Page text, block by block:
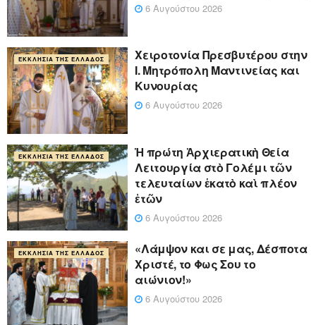
6 Αυγούστου 2026
ΕΚΚΛΗΣΊΑ ΤΗΣ ΕΛΛΆΔΟΣ
Xειροτονία Πρεσβυτέρου στην
Ι. Μητρόπολη Μαντινείας και
Κυνουρίας
6 Αυγούστου 2026
ΕΚΚΛΗΣΊΑ ΤΗΣ ΕΛΛΆΔΟΣ
Ἡ πρώτη Ἀρχιερατικὴ Θεία
Λειτουργία στὸ Γολέμι τῶν
τελευταίων ἑκατὸ καὶ πλέον
ἐτῶν
6 Αυγούστου 2026
ΕΚΚΛΗΣΊΑ ΤΗΣ ΕΛΛΆΔΟΣ
«Λάμψον και σε μας, Δέσποτα
Χριστέ, το Φως Σου το
αιώνιον!»
6 Αυγούστου 2026